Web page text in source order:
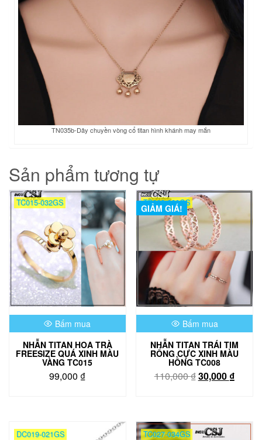
TN035b-Dây chuyền vòng cổ titan hình khánh may mắn
Sản phẩm tương tự
TC015-032GS
Bấm mua
NHẪN TITAN HOA TRÀ
FREESIZE QUÁ XINH MÀU
VÀNG TC015
99,000 ₫
GIẢM GIÁ!
TC008-020GS
Bấm mua
NHẪN TITAN TRÁI TIM
RỔNG CỰC XINH MÀU
HỒNG TC008
110,000₫Giá
30,000 ₫Giá
DC019-021GS TC027-034GS